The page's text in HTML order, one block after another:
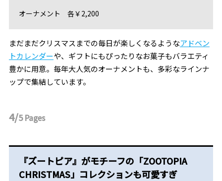
オーナメント 各￥2,200
まだまだクリスマスまでの毎日が楽しくなるようなアドベン
トカレンダーや、ギフトにもぴったりなお菓子もバラエティ
豊かに用意。毎年大人気のオーナメントも、多彩なラインナ
ップで集結しています。
4/5Pages
『ズートピア』がモチーフの「ZOOTOPIA
CHRISTMAS」コレクションも可愛すぎ